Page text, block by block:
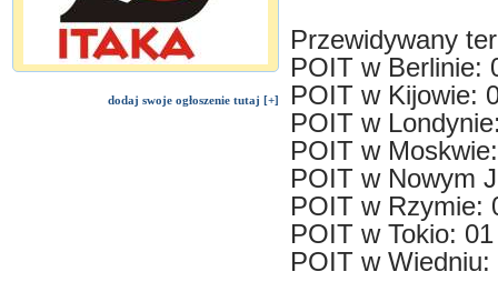
dodaj swoje ogłoszenie tutaj [+]
Przewidywany
POIT w Berlinie:
POIT w Kijowie:
POIT w
POIT w
POIT w Nowym
POIT w Rzymie:
POIT w Tokio:
POIT w